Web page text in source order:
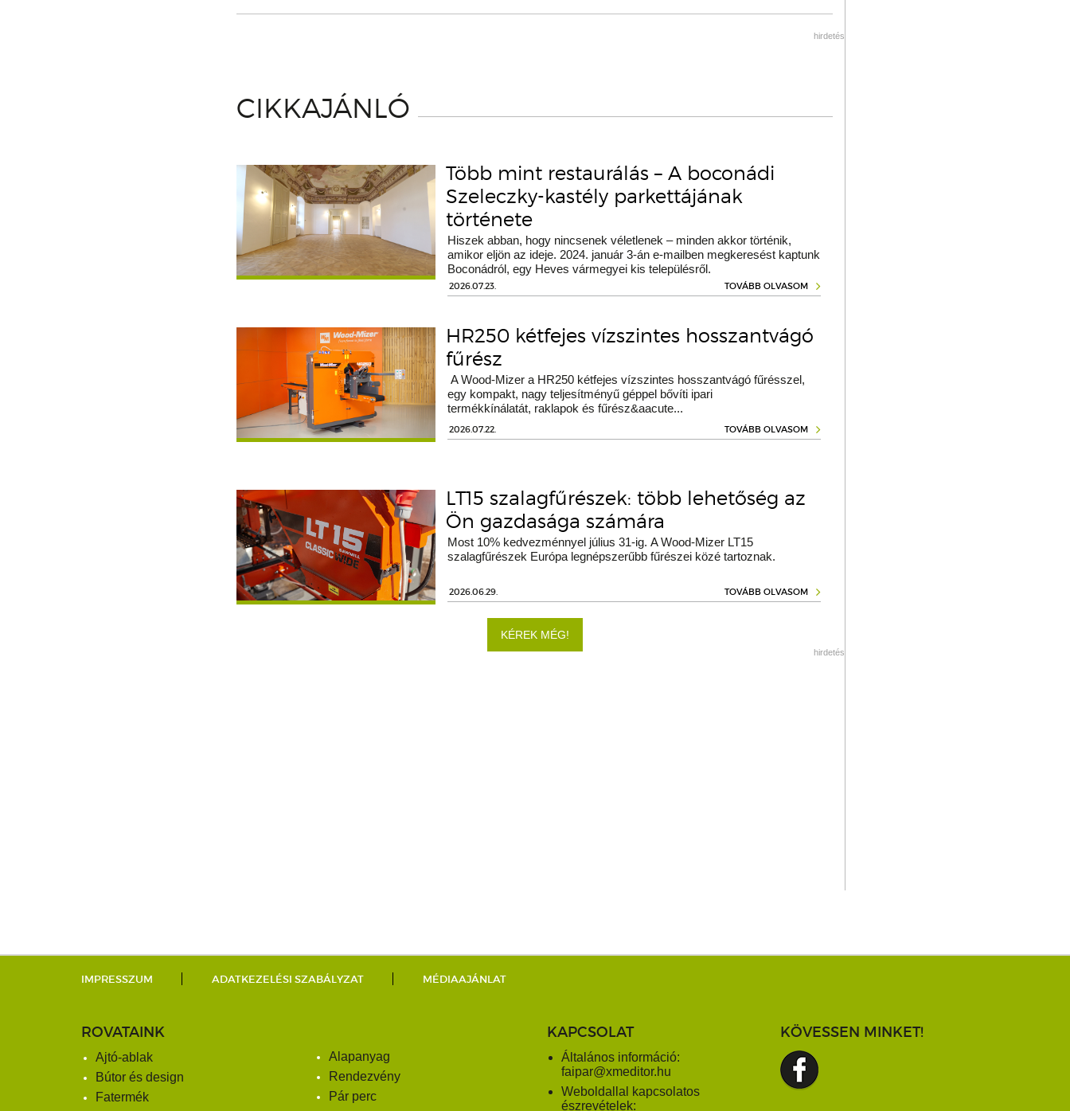
hirdetés
CIKKAJÁNLÓ
Több mint restaurálás – A boconádi
Szeleczky-kastély parkettájának
története
Hiszek abban, hogy nincsenek véletlenek – minden akkor történik,
amikor eljön az ideje. 2024. január 3-án e-mailben megkeresést kaptunk
Boconádról, egy Heves vármegyei kis településről.
2026.07.23. TOVÁBB OLVASOM
HR250 kétfejes vízszintes hosszantvágó
fűrész
A Wood-Mizer a HR250 kétfejes vízszintes hosszantvágó fűrésszel,
egy kompakt, nagy teljesítményű géppel bővíti ipari
termékkínálatát, raklapok és fűrész&aacute...
2026.07.22. TOVÁBB OLVASOM
LT15 szalagfűrészek: több lehetőség az
Ön gazdasága számára
Most 10% kedvezménnyel július 31-ig. A Wood-Mizer LT15
szalagfűrészek Európa legnépszerűbb fűrészei közé tartoznak.
2026.06.29. TOVÁBB OLVASOM
KÉREK MÉG!
hirdetés
IMPRESSZUM ADATKEZELÉSI SZABÁLYZAT MÉDIAAJÁNLAT
ROVATAINK
Ajtó-ablak
Bútor és design
Fatermék
Alapanyag
Rendezvény
Pár perc
KAPCSOLAT
Általános információ:
faipar@xmeditor.hu
Weboldallal kapcsolatos
észrevételek:
KÖVESSEN MINKET!